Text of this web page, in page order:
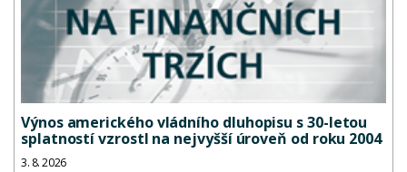
Výnos amerického vládního dluhopisu s 30-letou
splatností vzrostl na nejvyšší úroveň od roku 2004
3. 8. 2026